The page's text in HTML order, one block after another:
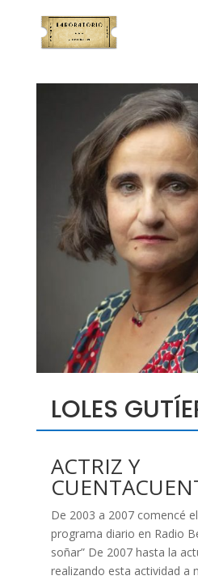
LOLES
ACTRIZ Y
De 2003 a 2007 comencé
programa diario en Radio
soñar” De 2007 hasta la
realizando esta actividad a